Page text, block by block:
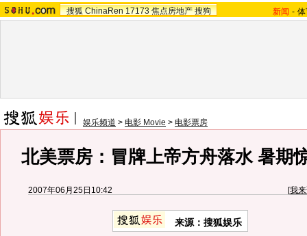
搜狐 ChinaRen 17173 焦点房地产 搜狗 新闻 -
娱乐频道 > 电影 Movie > 电影票房
北美票房：冒牌上帝方舟落水 暑期
2007年06月25日10:42 [我
来源：搜狐娱乐